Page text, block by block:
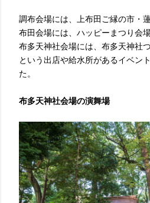
調布会場には、上布田ご縁の市・
布田会場には、ハッピーまつり会
布多天神社会場には、布多天神社
という出店や給水所があるイベン
た。
布多天神社会場の演舞場